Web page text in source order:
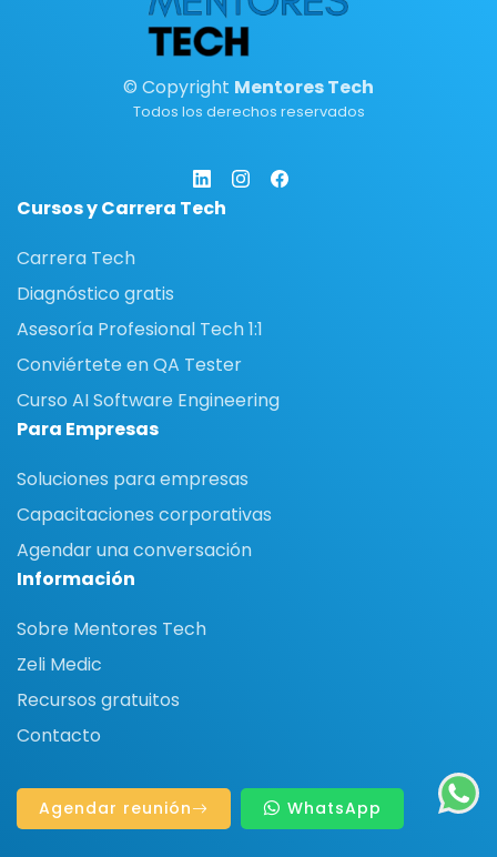
© Copyright Mentores Tech
Todos los derechos reservados
Cursos y Carrera Tech
Carrera Tech
Diagnóstico gratis
Asesoría Profesional Tech 1:1
Conviértete en QA Tester
Curso AI Software Engineering
Para Empresas
Soluciones para empresas
Capacitaciones corporativas
Agendar una conversación
Información
Sobre Mentores Tech
Zeli Medic
Recursos gratuitos
Contacto
Agendar reunión WhatsApp